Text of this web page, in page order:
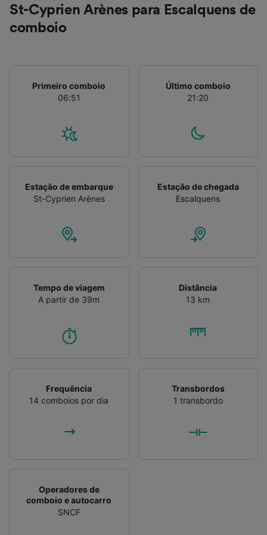
St-Cyprien Arènes para Escalquens de
comboio
Primeiro comboio
06:51
Último comboio
21:20
Estação de embarque
St-Cyprien Arènes
Estação de chegada
Escalquens
Tempo de viagem
A partir de 39m
Distância
13 km
Frequência
14 comboios por dia
Transbordos
1 transbordo
Operadores de
comboio e autocarro
SNCF